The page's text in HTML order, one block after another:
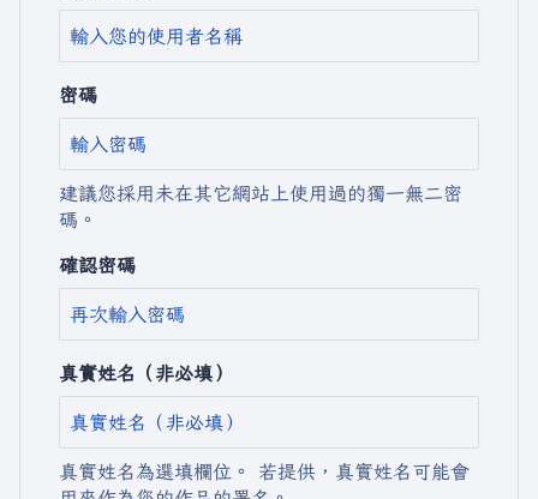
密碼
建議您採用未在其它網站上使用過的獨一無二密
碼。
確認密碼
真實姓名（非必填）
真實姓名為選填欄位。 若提供，真實姓名可能會